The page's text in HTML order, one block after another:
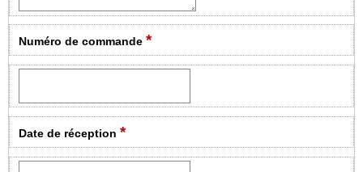
Numéro de commande*
Date de réception*